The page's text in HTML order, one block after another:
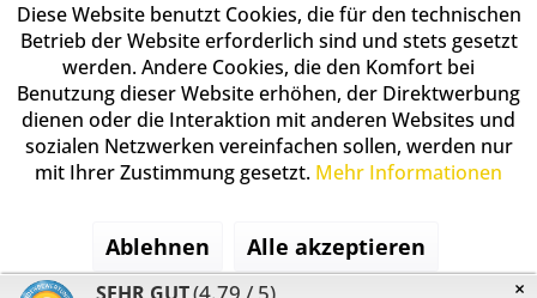
Diese Website benutzt Cookies, die für den technischen
Betrieb der Website erforderlich sind und stets gesetzt
werden. Andere Cookies, die den Komfort bei
Benutzung dieser Website erhöhen, der Direktwerbung
dienen oder die Interaktion mit anderen Websites und
sozialen Netzwerken vereinfachen sollen, werden nur
mit Ihrer Zustimmung gesetzt. Mehr Informationen
Ablehnen Alle akzeptieren
×